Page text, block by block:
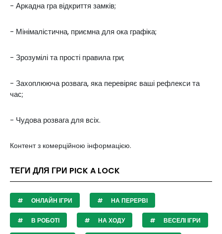
- Аркадна гра відкриття замків;
- Мінімалістична, приємна для ока графіка;
- Зрозумілі та прості правила гри;
- Захоплююча розвага, яка перевіряє ваші рефлекси та
час;
- Чудова розвага для всіх.
Контент з комерційною інформацією.
ТЕГИ ДЛЯ ГРИ PICK A LOCK
ОНЛАЙН ІГРИ НА ПЕРЕРВІ
В РОБОТІ НА ХОДУ ВЕСЕЛІ ІГРИ